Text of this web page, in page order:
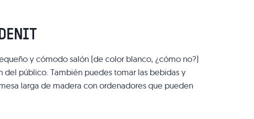
y cómodo salón (de color blanco, ¿cómo no?)
del público. También puedes tomar las bebidas y
larga de madera con ordenadores que pueden